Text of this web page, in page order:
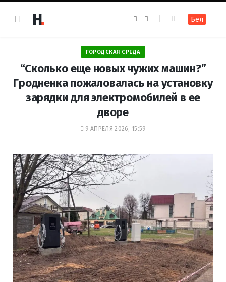
e
b
o
o
k
t
a
m
Бел
ГОРОДСКАЯ СРЕДА
“Сколько еще новых чужих машин?”
Гродненка пожаловалась на установку
зарядки для электромобилей в ее
дворе
9 АПРЕЛЯ 2026, 15:59